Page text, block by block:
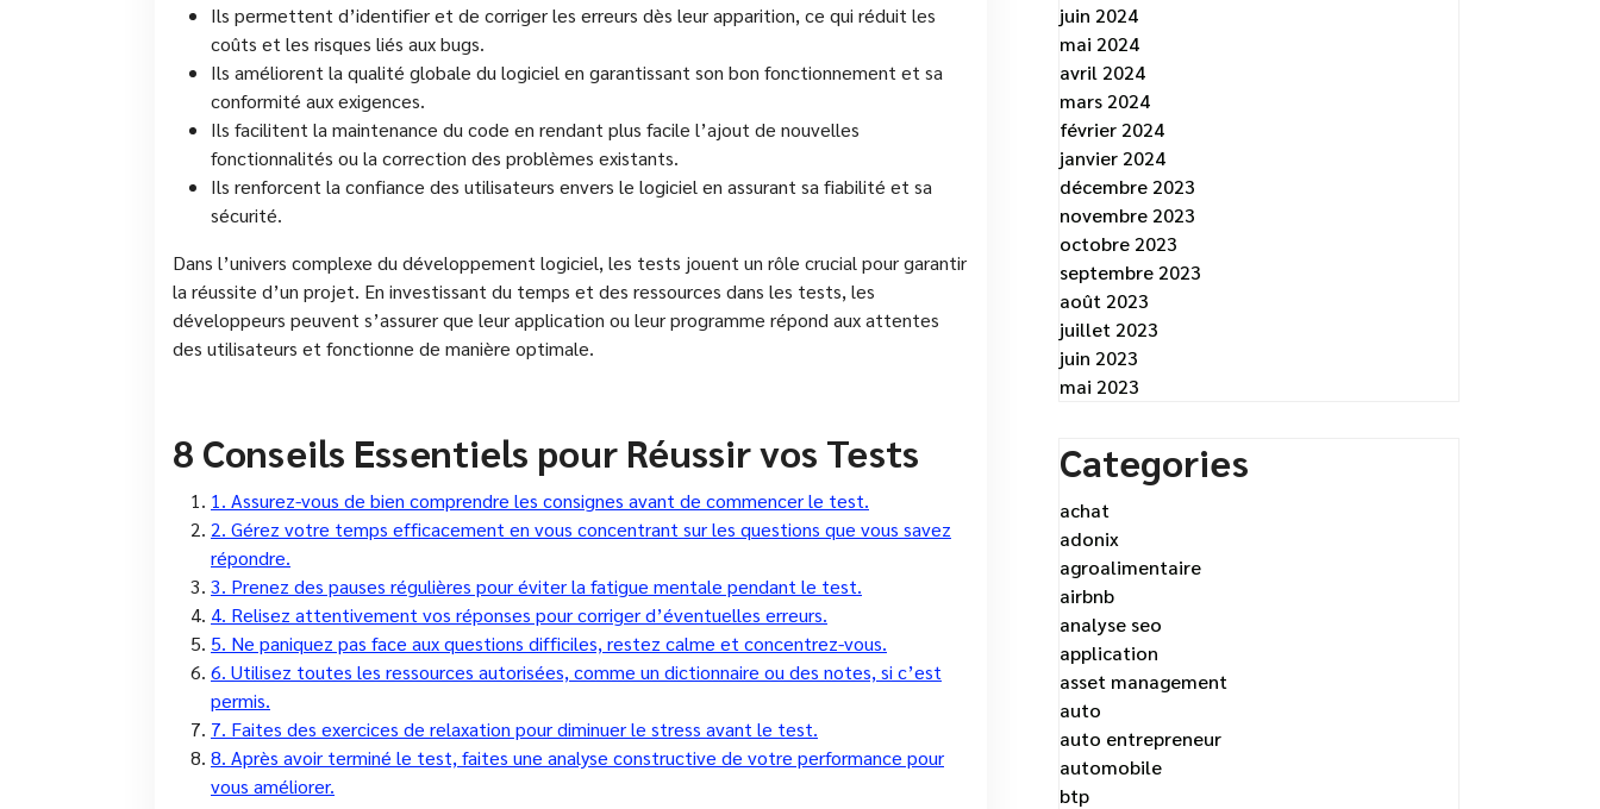
Ils permettent d’identifier et de corriger les erreurs dès leur apparition, ce qui réduit les
coûts et les risques liés aux bugs.
Ils améliorent la qualité globale du logiciel en garantissant son bon fonctionnement et sa
conformité aux exigences.
Ils facilitent la maintenance du code en rendant plus facile l’ajout de nouvelles
fonctionnalités ou la correction des problèmes existants.
Ils renforcent la confiance des utilisateurs envers le logiciel en assurant sa fiabilité et sa
sécurité.
Dans l’univers complexe du développement logiciel, les tests jouent un rôle crucial pour garantir
la réussite d’un projet. En investissant du temps et des ressources dans les tests, les
développeurs peuvent s’assurer que leur application ou leur programme répond aux attentes
des utilisateurs et fonctionne de manière optimale.
8 Conseils Essentiels pour Réussir vos Tests
1. Assurez-vous de bien comprendre les consignes avant de commencer le test.
2. Gérez votre temps efficacement en vous concentrant sur les questions que vous savez
répondre.
3. Prenez des pauses régulières pour éviter la fatigue mentale pendant le test.
4. Relisez attentivement vos réponses pour corriger d’éventuelles erreurs.
5. Ne paniquez pas face aux questions difficiles, restez calme et concentrez-vous.
6. Utilisez toutes les ressources autorisées, comme un dictionnaire ou des notes, si c’est
permis.
7. Faites des exercices de relaxation pour diminuer le stress avant le test.
8. Après avoir terminé le test, faites une analyse constructive de votre performance pour
vous améliorer.
juin 2024
mai 2024
avril 2024
mars 2024
février 2024
janvier 2024
décembre 2023
novembre 2023
octobre 2023
septembre 2023
août 2023
juillet 2023
juin 2023
mai 2023
Categories
achat
adonix
agroalimentaire
airbnb
analyse seo
application
asset management
auto
auto entrepreneur
automobile
btp